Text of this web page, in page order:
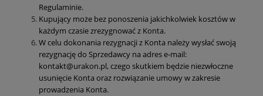
Regulaminie.
Kupujący może bez ponoszenia jakichkolwiek kosztów w
każdym czasie zrezygnować z Konta.
W celu dokonania rezygnacji z Konta należy wysłać swoją
rezygnację do Sprzedawcy na adres e-mail:
kontakt@urakon.pl, czego skutkiem będzie niezwłoczne
usunięcie Konta oraz rozwiązanie umowy w zakresie
prowadzenia Konta.